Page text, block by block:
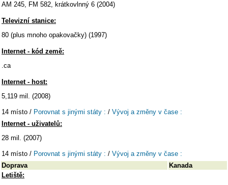
AM 245, FM 582, krátkovlnný 6 (2004)
Televizní stanice:
80 (plus mnoho opakovačky) (1997)
Internet - kód země:
.ca
Internet - host:
5,119 mil. (2008)
14 místo / Porovnat s jinými státy : / Vývoj a změny v čase :
Internet - uživatelů:
28 mil. (2007)
14 místo / Porovnat s jinými státy : / Vývoj a změny v čase :
Doprava
Kanada
Letiště: